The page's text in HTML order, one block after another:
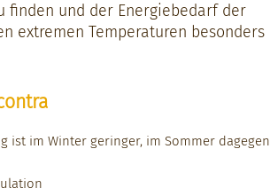
find­en und der Energiebe­darf der
extremen Tem­per­a­turen beson­ders
ist im Win­ter geringer, im Som­mer dage­gen